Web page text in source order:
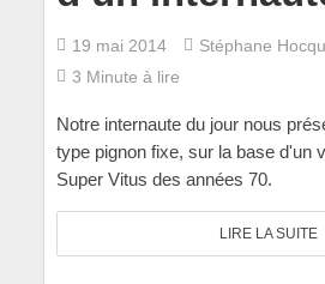
19 mai 2014
Stéphane
3 Minute à lire
Notre internaute du jour nous
type pignon fixe, sur la base d'un
Super Vitus des années 70.
LIRE LA SUITE